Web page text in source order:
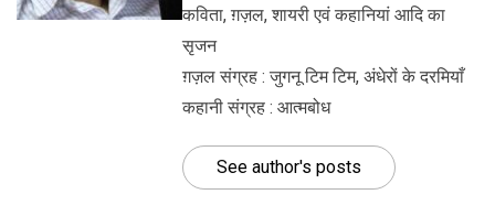
कविता, ग़ज़ल, शायरी एवं कहानियां आदि का
सृजन
ग़ज़ल संग्रह : जुगनू टिम टिम, अंधेरों के दरमियाँ
कहानी संग्रह : आत्मबोध
See author's posts